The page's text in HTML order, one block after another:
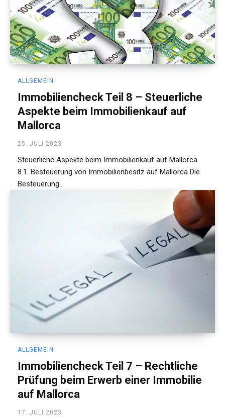
ALLGEMEIN
Immobiliencheck Teil 8 – Steuerliche
Aspekte beim Immobilienkauf auf
Mallorca
25. JULI 2023
Steuerliche Aspekte beim Immobilienkauf auf Mallorca
8.1. Besteuerung von Immobilienbesitz auf Mallorca Die
Besteuerung...
ALLGEMEIN
Immobiliencheck Teil 7 – Rechtliche
Prüfung beim Erwerb einer Immobilie
auf Mallorca
17. JULI 2023